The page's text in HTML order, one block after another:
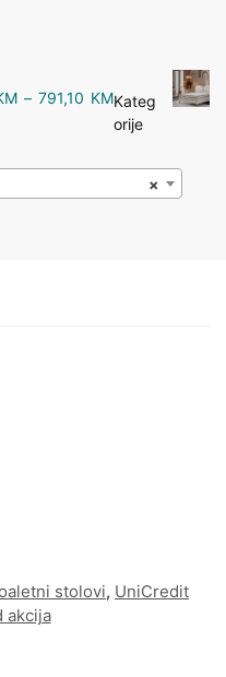
– 791,10 KMKateg
orije
×
stolovi, UniCredit
akcija